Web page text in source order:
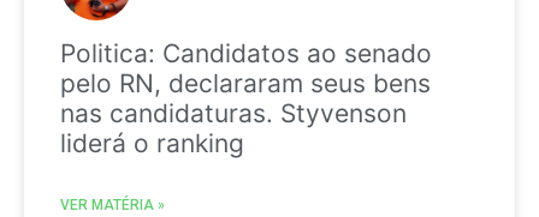
Politica: Candidatos ao senado
pelo RN, declararam seus bens
nas candidaturas. Styvenson
liderá o ranking
VER MATÉRIA »